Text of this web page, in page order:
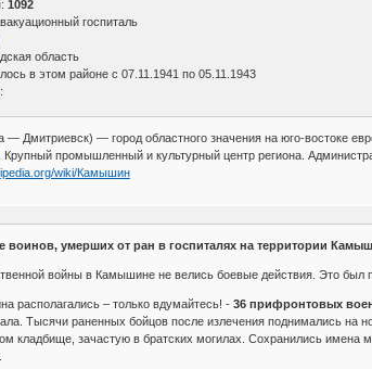
1092
госпиталь
область
в этом районе с 07.11.1941 по 05.11.1943
— Дмитриевск) — город областного значения на юго-востоке
Крупный промышленный и культурный центр региона.
wiki/Камышин
воинов, умерших от ран в госпиталях на территории
войны в Камышине не велись боевые действия. Это был
располагались – только вдумайтесь! - 36 прифронтовых
Тысячи раненных бойцов после излечения поднимались на
кладбище, зачастую в братских могилах. Сохранились имена